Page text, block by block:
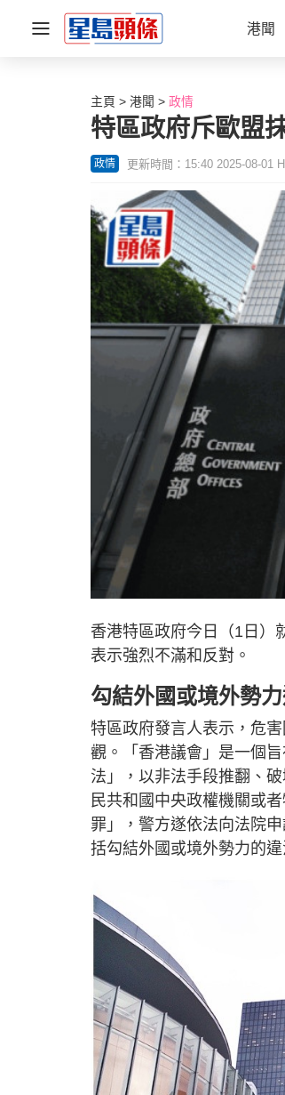
港聞
主頁 港聞 政情
特區政府斥歐盟
政情 更新時間：15:40 2025-08-01
香港特區政府今日（1日）
表示強烈不滿和反對。
勾結外國或境外勢
特區政府發言人表示，危
觀。「香港議會」是一個
法」，以非法手段推翻、
民共和國中央政權機關或
罪」，警方遂依法向法院
括勾結外國或境外勢力的